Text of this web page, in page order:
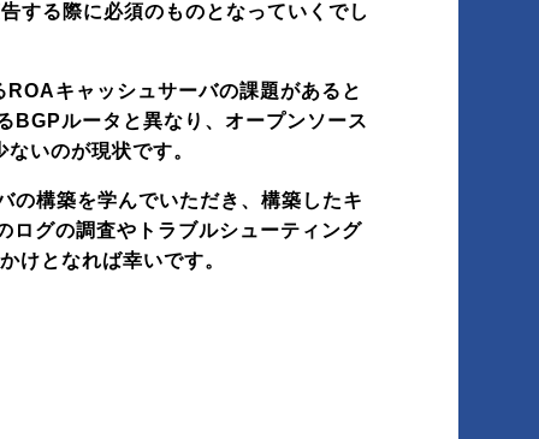
する際に必須のものとなっていくでし
キャッシュサーバの課題があると
BGPルータと異なり、オープンソース
いのが現状です。
の構築を学んでいただき、構築したキ
ログの調査やトラブルシューティング
けとなれば幸いです。